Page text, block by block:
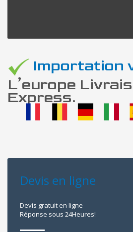
Importation
L’europe
Express.
Devis en ligne
Devis gratuit en ligne
Réponse sous 24Heures!